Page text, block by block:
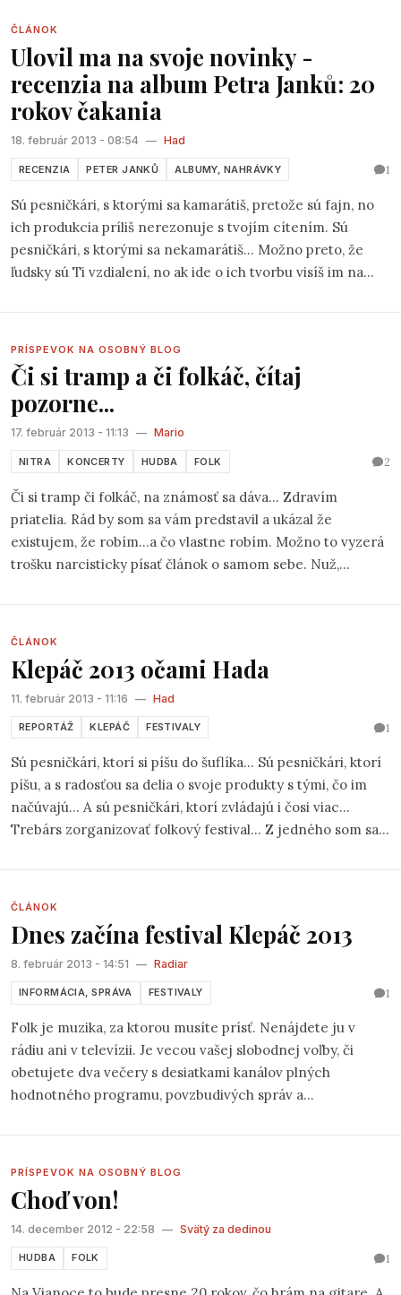
naživo, komorný priestor Klubu Za zrkadlom sľubuje
agentúry Pohoda Festival, ktorá koncert organizuje.
ČLÁNOK
Ulovil ma na svoje novinky -
recenzia na album Petra Janků: 20
rokov čakania
18. február 2013 - 08:54 — Had
RECENZIA PETER JANKŮ ALBUMY, NAHRÁVKY 1
Sú pesničkári, s ktorými sa kamarátiš, pretože sú fajn, no
ich produkcia príliš nerezonuje s tvojím cítením. Sú
pesničkári, s ktorými sa nekamarátiš... Možno preto, že
ľudsky sú Ti vzdialení, no ak ide o ich tvorbu visíš im na
mňa) patrí aj Peter Janků.
PRÍSPEVOK NA OSOBNÝ BLOG
Či si tramp a či folkáč, čítaj
pozorne...
17. február 2013 - 11:13 — Mario
NITRA KONCERTY HUDBA FOLK 2
Či si tramp či folkáč, na známosť sa dáva... Zdravím
priatelia. Rád by som sa vám predstavil a ukázal že
existujem, že robím...a čo vlastne robím. Možno to vyzerá
trošku narcisticky písať článok o samom sebe. Nuž,
konzervatóriu v Nitre herectvo. Už šesť alebo sedem
som hrával tvrdšiu muziku, od čoho som upustil.
ČLÁNOK
Klepáč 2013 očami Hada
11. február 2013 - 11:16 — Had
REPORTÁŽ KLEPÁČ FESTIVALY 1
Sú pesničkári, ktorí si píšu do šuflíka... Sú pesničkári, ktorí
píšu, a s radosťou sa delia o svoje produkty s tými, čo im
načúvajú... A sú pesničkári, ktorí zvládajú i čosi viac...
Trebárs zorganizovať folkový festival... Z jedného som sa
len preto, že išlo o Prvý letný folkový festival. Jeho tatkom
„predstaveným“ je „rolnička“ Kremienok (Dušan Francú).
ČLÁNOK
Dnes začína festival Klepáč 2013
8. február 2013 - 14:51 — Radiar
INFORMÁCIA, SPRÁVA FESTIVALY 1
Folk je muzika, za ktorou musíte prísť. Nenájdete ju v
rádiu ani v televízii. Je vecou vašej slobodnej voľby, či
obetujete dva večery s desiatkami kanálov plných
hodnotného programu, povzbudivých správ a
Hudobnej spoločnosti Gran (fb)a združenia Klepáč. Dajte
vedieť kamarátom a príďte sa stretnúť s fajn ľuďmi a s
pesničkami, ktoré sa nielen spievajú, ale hlavne žijú.
PRÍSPEVOK NA OSOBNÝ BLOG
Choď von!
14. december 2012 - 22:58 — Svätý za dedinou
HUDBA FOLK 1